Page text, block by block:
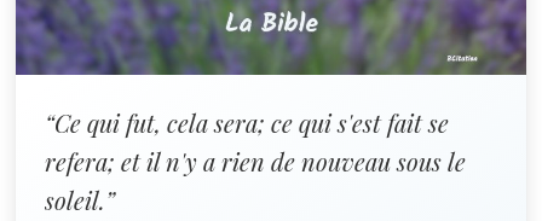
“Ce qui fut, cela sera; ce qui s'est fait se
refera; et il n'y a rien de nouveau sous le
soleil.”